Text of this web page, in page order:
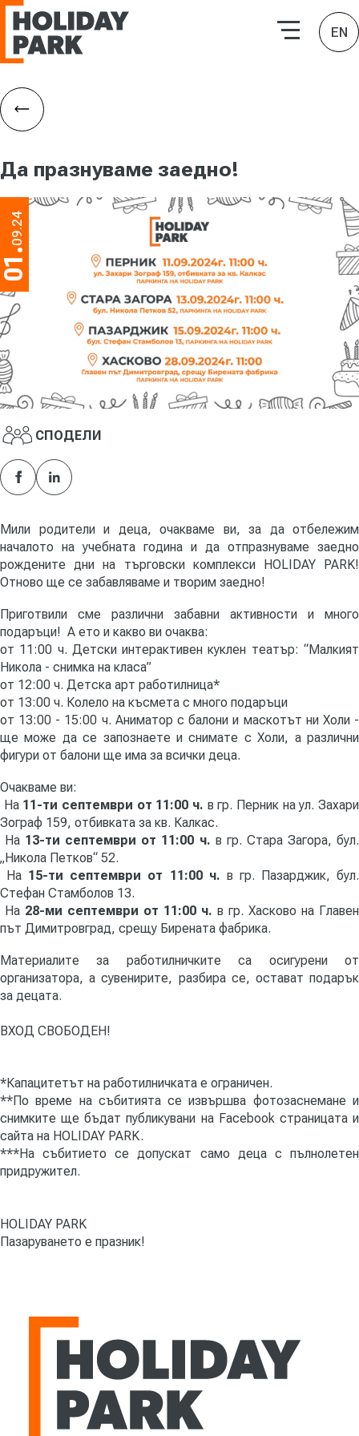
HOLIDAY PARK | Търговски комплекси
EN
Назад
Да празнуваме заедно!
01.
09.24
СПОДЕЛИ
FacebookLinkedIn
Мили родители и деца, очакваме ви, за да отбележим
началото на учебната година и да отпразнуваме заедно
рождените дни на търговски комплекси HOLIDAY PARK!
Отново ще се забавляваме и творим заедно!
Приготвили сме различни забавни активности и много
подаръци! А ето и какво ви очаква:
от 11:00 ч. Детски интерактивен куклен театър: “Малкият
Никола - снимка на класа”
от 12:00 ч. Детска арт работилница*
от 13:00 ч. Колело на късмета с много подаръци
от 13:00 - 15:00 ч. Аниматор с балони и маскотът ни Холи -
ще може да се запознаете и снимате с Холи, а различни
фигури от балони ще има за всички деца.
Очакваме ви:
На 11-ти септември от 11:00 ч. в гр. Перник на ул. Захари
Зограф 159, отбивката за кв. Калкас.
На 13-ти септември от 11:00 ч. в гр. Стара Загора, бул.
„Никола Петков“ 52.
На 15-ти септември от 11:00 ч. в гр. Пазарджик, бул.
Стефан Стамболов 13.
На 28-ми септември от 11:00 ч. в гр. Хасково на Главен
път Димитровград, срещу Бирената фабрика.
Материалите за работилничките са осигурени от
организатора, а сувенирите, разбира се, остават подарък
за децата.
ВХОД СВОБОДЕН!
*Капацитетът на работилничката е ограничен.
**По време на събитията се извършва фотозаснемане и
снимките ще бъдат публикувани на Facebook страницата и
сайта на HOLIDAY PARK.
***На събитието се допускат само деца с пълнолетен
придружител.
HOLIDAY PARK
Пазаруването е празник!